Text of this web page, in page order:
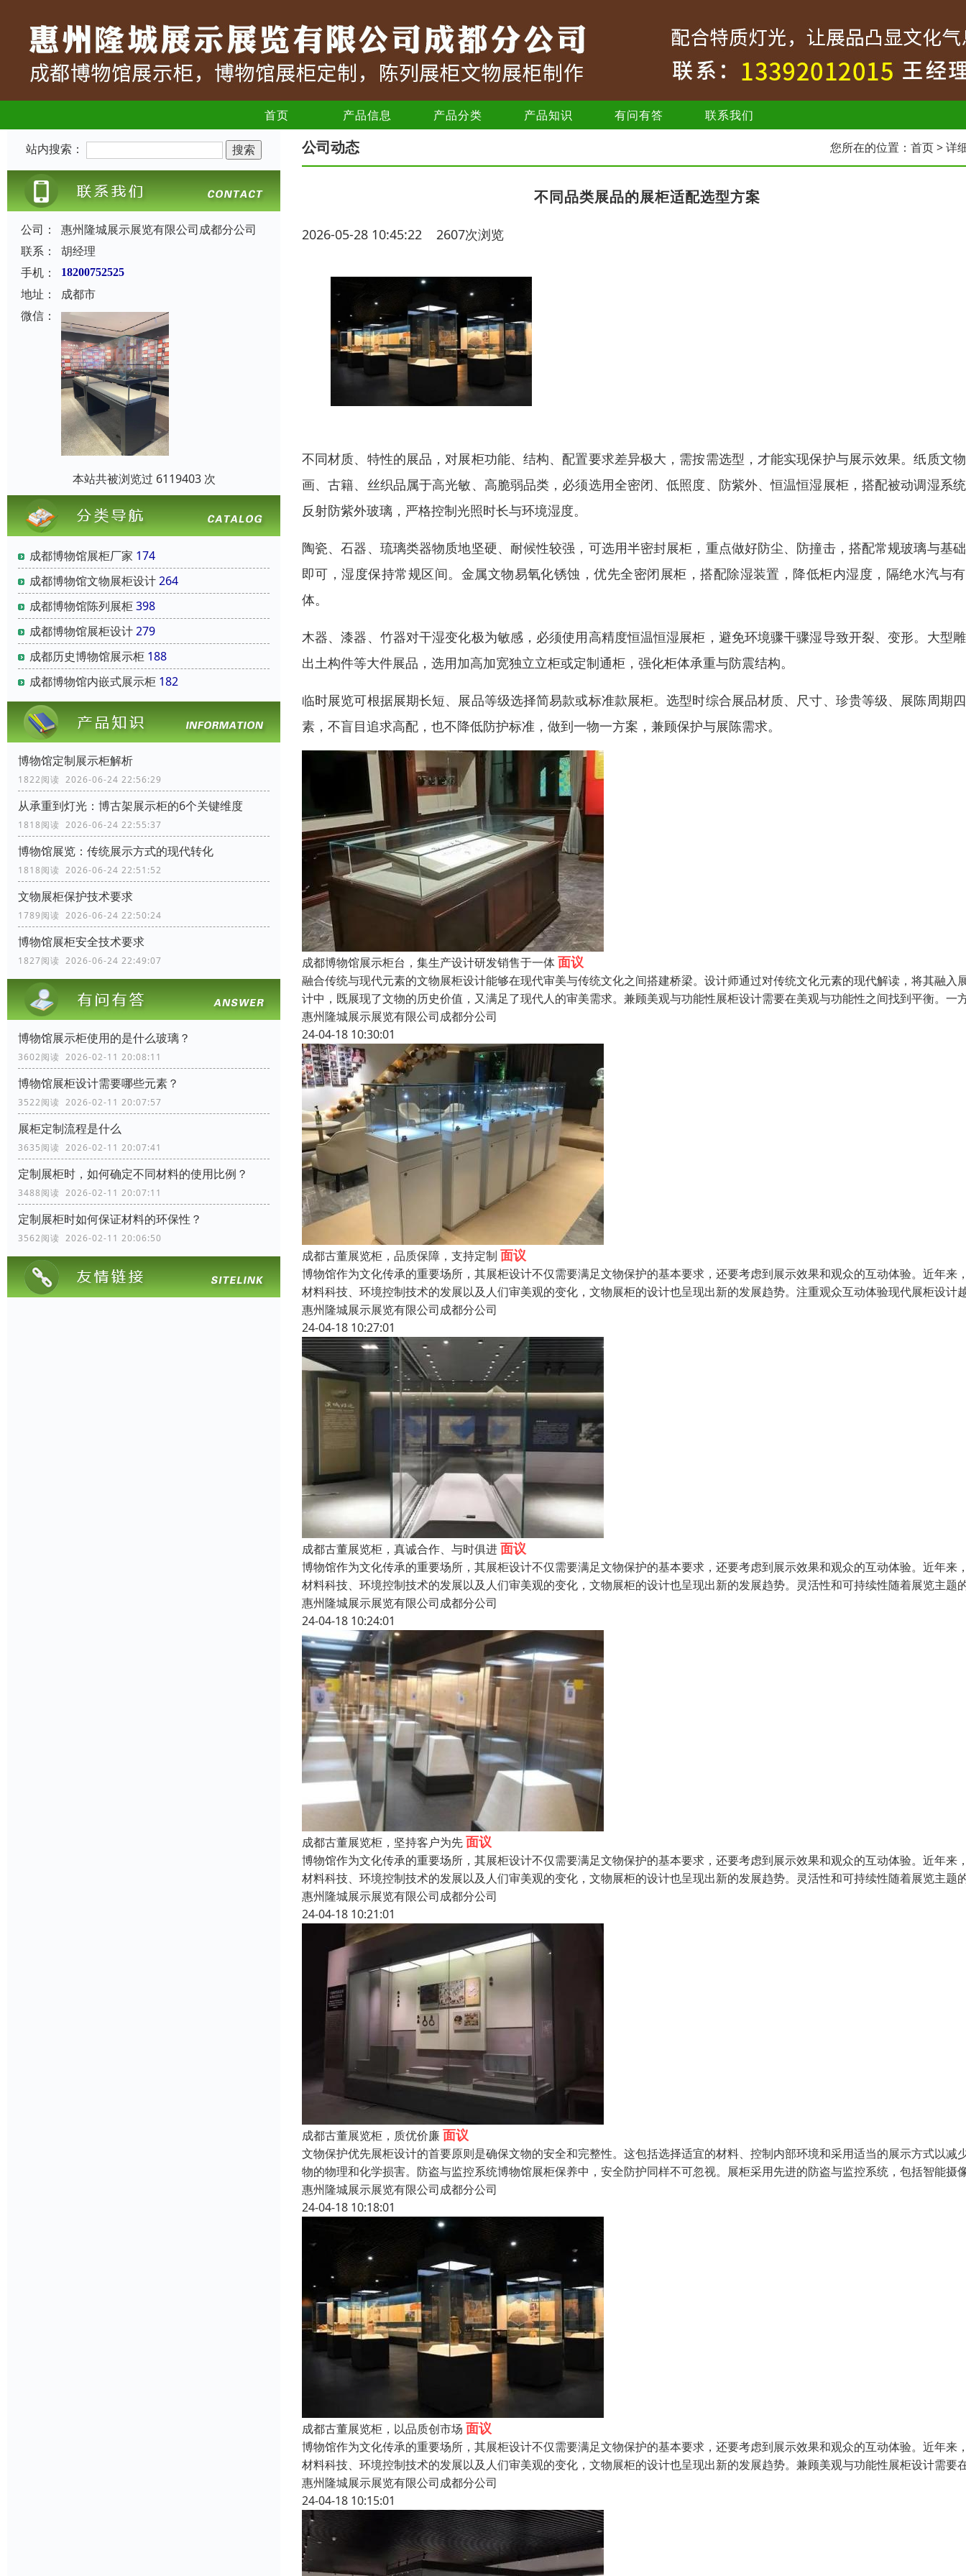
首页 产品信息 产品分类 产品知识 有问有答 联系我们
站内搜索：
公司：
惠州隆城展示展览有限公司成都分公司
联系：
胡经理
手机：
18200752525
地址：
成都市
微信：
本站共被浏览过 6119403 次
成都博物馆展柜厂家 174
成都博物馆文物展柜设计264
成都博物馆陈列展柜398
成都博物馆展柜设计279
成都历史博物馆展示柜 188
成都博物馆内嵌式展示柜 182
博物馆定制展示柜解析
1822阅读 2026-06-24 22:56:29
从承重到灯光：博古架展示柜的6个关键维度
1818阅读 2026-06-24 22:55:37
博物馆展览：传统展示方式的现代转化
1818阅读 2026-06-24 22:51:52
文物展柜保护技术要求
1789阅读 2026-06-24 22:50:24
博物馆展柜安全技术要求
1827阅读 2026-06-24 22:49:07
博物馆展示柜使用的是什么玻璃？
3602阅读 2026-02-11 20:08:11
博物馆展柜设计需要哪些元素？
3522阅读 2026-02-11 20:07:57
展柜定制流程是什么
3635阅读 2026-02-11 20:07:41
定制展柜时，如何确定不同材料的使用比例？
3488阅读 2026-02-11 20:07:11
定制展柜时如何保证材料的环保性？
3562阅读 2026-02-11 20:06:50
公司动态 您所在的位置： 首页> 详
不同品类展品的展柜适配选型方案
2026-05-28 10:45:22 2607次浏览
不同材质、特性的展品，对展柜功能、结构、配置要求差异极大，需按需选型，才能实现保护与展示效果。纸质文
画、古籍、丝织品属于高光敏、高脆弱品类，必须选用全密闭、低照度、防紫外、恒温恒湿展柜，搭配被动调湿系
反射防紫外玻璃，严格控制光照时长与环境湿度。
陶瓷、石器、琉璃类器物质地坚硬、耐候性较强，可选用半密封展柜，重点做好防尘、防撞击，搭配常规玻璃与基
即可，湿度保持常规区间。金属文物易氧化锈蚀，优先全密闭展柜，搭配除湿装置，降低柜内湿度，隔绝水汽与
体。
木器、漆器、竹器对干湿变化极为敏感，必须使用高精度恒温恒湿展柜，避免环境骤干骤湿导致开裂、变形。大型
出土构件等大件展品，选用加高加宽独立立柜或定制通柜，强化柜体承重与防震结构。
临时展览可根据展期长短、展品等级选择简易款或标准款展柜。选型时综合展品材质、尺寸、珍贵等级、展陈周期
素，不盲目追求高配，也不降低防护标准，做到一物一方案，兼顾保护与展陈需求。
成都博物馆展示柜台，集生产设计研发销售于一体面议
融合传统与现代元素的文物展柜设计能够在现代审美与传统文化之间搭建桥梁。设计师通过对传统文化元素的现代解读，将其融入
计中，既展现了文物的历史价值，又满足了现代人的审美需求。兼顾美观与功能性展柜设计需要在美观与功能性之间找到平衡。一
惠州隆城展示展览有限公司成都分公司
24-04-18 10:30:01
成都古董展览柜，品质保障，支持定制 面议
博物馆作为文化传承的重要场所，其展柜设计不仅需要满足文物保护的基本要求，还要考虑到展示效果和观众的互动体验。近年来
材料科技、环境控制技术的发展以及人们审美观的变化，文物展柜的设计也呈现出新的发展趋势。注重观众互动体验现代展柜设计
惠州隆城展示展览有限公司成都分公司
24-04-18 10:27:01
成都古董展览柜，真诚合作、与时俱进面议
博物馆作为文化传承的重要场所，其展柜设计不仅需要满足文物保护的基本要求，还要考虑到展示效果和观众的互动体验。近年来
材料科技、环境控制技术的发展以及人们审美观的变化，文物展柜的设计也呈现出新的发展趋势。灵活性和可持续性随着展览主题
惠州隆城展示展览有限公司成都分公司
24-04-18 10:24:01
成都古董展览柜，坚持客户为先面议
博物馆作为文化传承的重要场所，其展柜设计不仅需要满足文物保护的基本要求，还要考虑到展示效果和观众的互动体验。近年来
材料科技、环境控制技术的发展以及人们审美观的变化，文物展柜的设计也呈现出新的发展趋势。灵活性和可持续性随着展览主题
惠州隆城展示展览有限公司成都分公司
24-04-18 10:21:01
成都古董展览柜，质优价廉面议
文物保护优先展柜设计的首要原则是确保文物的安全和完整性。这包括选择适宜的材料、控制内部环境和采用适当的展示方式以减
物的物理和化学损害。防盗与监控系统博物馆展柜保养中，安全防护同样不可忽视。展柜采用先进的防盗与监控系统，包括智能摄
惠州隆城展示展览有限公司成都分公司
24-04-18 10:18:01
成都古董展览柜，以品质创市场 面议
博物馆作为文化传承的重要场所，其展柜设计不仅需要满足文物保护的基本要求，还要考虑到展示效果和观众的互动体验。近年来
材料科技、环境控制技术的发展以及人们审美观的变化，文物展柜的设计也呈现出新的发展趋势。兼顾美观与功能性展柜设计需要
惠州隆城展示展览有限公司成都分公司
24-04-18 10:15:01